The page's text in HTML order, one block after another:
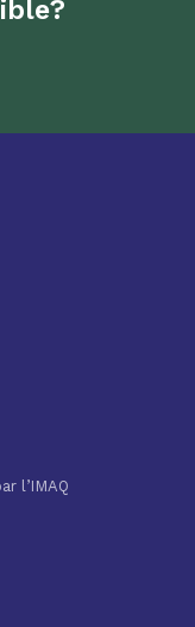
l’IMAQ